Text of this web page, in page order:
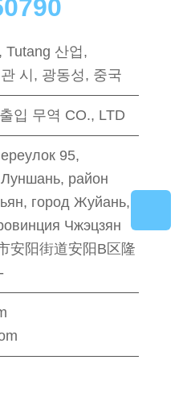
Tutang 산업,
시, 광동성, 중국
입 무역 CO., LTD
95,
район
город Жуйань,
Чжэцзян
安阳街道安阳B区隆